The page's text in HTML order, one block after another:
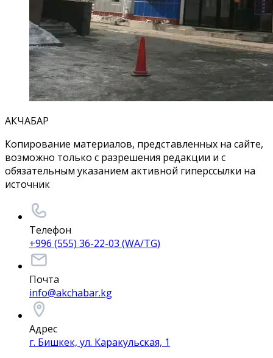
АКЧАБАР
Копирование материалов, представленных на сайте,
возможно только с разрешения редакции и с
обязательным указанием активной гиперссылки на
источник
Телефон
+996 (555) 36-22-03 (WA/TG)
Почта
info@akchabar.kg
Адрес
г. Бишкек, ул. Каракульская, 1